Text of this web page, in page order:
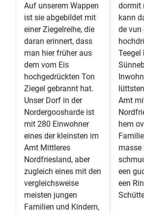
Auf unserem Wappen
ist sie abgebildet mit
einer Ziegelreihe, die
daran erinnert, dass
man hier früher aus
dem vom Eis
hochgedrückten Ton
Ziegel gebrannt hat.
Unser Dorf in der
Nordergoosharde ist
mit 280 Einwohner
eines der kleinsten im
Amt Mittleres
Nordfriesland, aber
zugleich eines mit den
vergleichsweise
meisten jungen
Familien und Kindern,
dormit
kann
de vun
Teegel
Amt
hem
masse
een
een